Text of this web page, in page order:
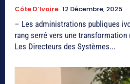
Côte D’Ivoire 12 Décembre, 2025
– Les administrations publiques
rang serré vers une transformation
Les Directeurs des Systèmes...